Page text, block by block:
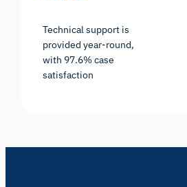
Technical support is
provided year-round,
with 97.6% case
satisfaction